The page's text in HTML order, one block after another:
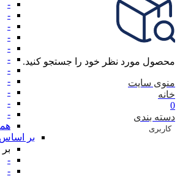
-
-
-
-
-
-
-
-
-
-
-
بر اساس
-
-
محصول مورد نظر خود را جستجو کنید.
منوی سایت
خانه
0
دسته بندی
کاربری